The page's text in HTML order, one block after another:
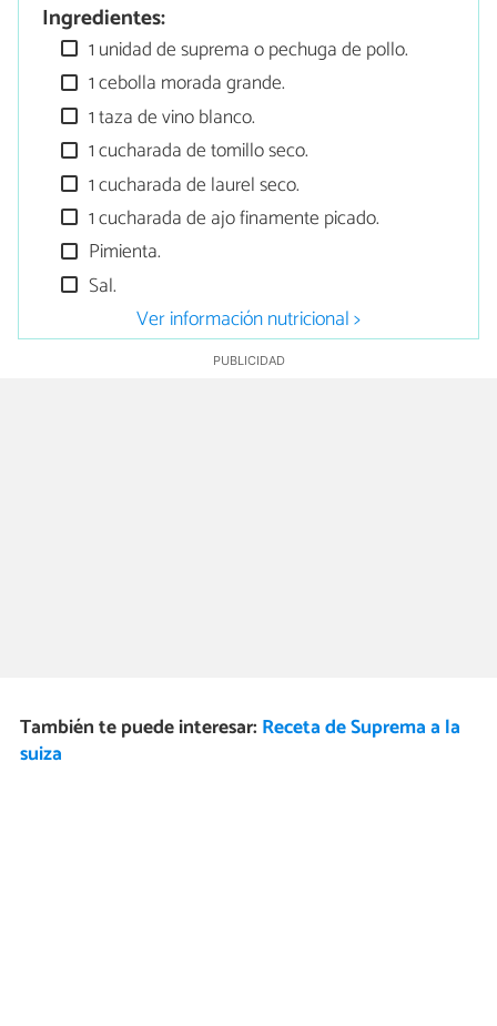
Ingredientes:
1 unidad de suprema o pechuga de pollo.
1 cebolla morada grande.
1 taza de vino blanco.
1 cucharada de tomillo seco.
1 cucharada de laurel seco.
1 cucharada de ajo finamente picado.
Pimienta.
Sal.
Ver información nutricional >
También te puede interesar: Receta de Suprema a la
suiza